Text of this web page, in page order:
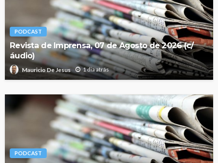
PODCAST
Revista de Imprensa, 07 de Agosto de 2026 (c/
áudio)
Mauricio De Jesus 1 dia atrás
PODCAST